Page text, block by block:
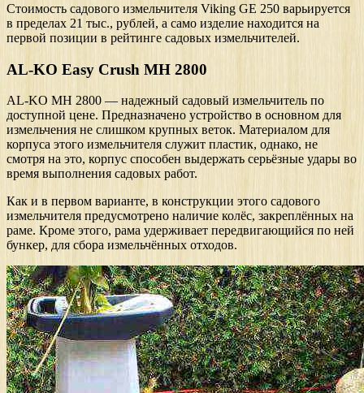
Стоимость садового измельчителя Viking GE 250 варьируется
в пределах 21 тыс., рублей, а само изделие находится на
первой позиции в рейтинге садовых измельчителей.
AL-KO Easy Crush МH 2800
AL-KO МH 2800 — надежный садовый измельчитель по
доступной цене. Предназначено устройство в основном для
измельчения не слишком крупных веток. Материалом для
корпуса этого измельчителя служит пластик, однако, не
смотря на это, корпус способен выдержать серьёзные удары во
время выполнения садовых работ.
Как и в первом варианте, в конструкции этого садового
измельчителя предусмотрено наличие колёс, закреплённых на
раме. Кроме этого, рама удерживает передвигающийся по ней
бункер, для сбора измельчённых отходов.